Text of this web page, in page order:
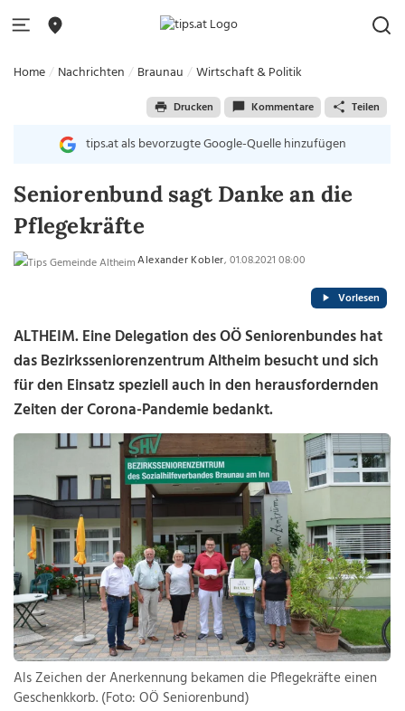
Home Nachrichten Braunau Wirtschaft & Politik
Drucken Kommentare Teilen
tips.at als bevorzugte Google-Quelle hinzufügen
Seniorenbund sagt Danke an die
Pflegekräfte
Alexander Kobler, 01.08.2021 08:00
Vorlesen
ALTHEIM. Eine Delegation des OÖ Seniorenbundes hat
das Bezirksseniorenzentrum Altheim besucht und sich
für den Einsatz speziell auch in den herausfordernden
Zeiten der Corona-Pandemie bedankt.
Als Zeichen der Anerkennung bekamen die Pflegekräfte einen
Geschenkkorb. (Foto: OÖ Seniorenbund)